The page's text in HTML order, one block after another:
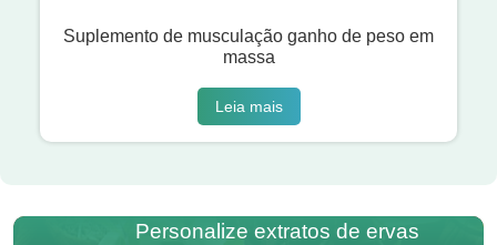
Suplemento de musculação ganho de peso em
massa
Leia mais
Personalize extratos de ervas